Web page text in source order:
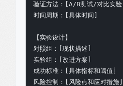
验证方法：[A/B测试/对比实验]
时间周期：[具体时间]
【实验设计】
对照组：[现状描述]
实验组：[改进方案]
成功标准：[具体指标和阈值]
风险控制：[风险点和应对措施]